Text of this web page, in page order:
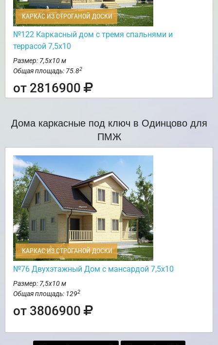
КАРКАС ИЗ СТРОГАНОЙ ДОСКИ
№122 Каркасный дом с тремя спальнями и
террасой 7,5х10
Размер: 7,5х10 м
Общая площадь: 75.82
от 2816900
Дома каркасные под ключ в Одинцово для
ПМЖ
КАРКАС ИЗ СТРОГАНОЙ ДОСКИ
№76 Двухэтажный Дом с мансардой 7,5х10
Размер: 7,5х10 м
Общая площадь: 1292
от 3806900